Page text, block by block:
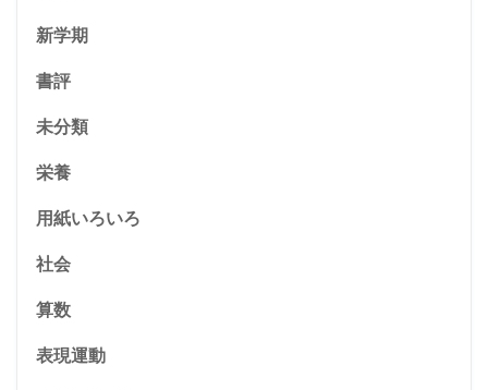
新学期
書評
未分類
栄養
用紙いろいろ
社会
算数
表現運動